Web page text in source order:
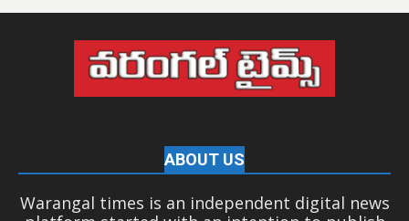
ABOUT US
Warangal times is an independent digital news